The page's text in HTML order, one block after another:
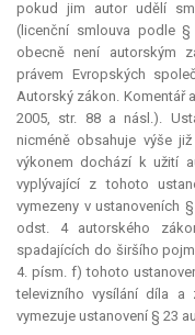
pokud jim autor udělí
(licenční smlouva podle
obecně není autorským
právem Evropských
Autorský zákon. Komentář
2005, str. 88 a násl.).
nicméně obsahuje výše
výkonem dochází k užití
vyplývající z tohoto
vymezeny v ustanoveních
odst. 4 autorského
spadajících do širšího
4. písm. f) tohoto
televizního vysílání díla
vymezuje ustanovení § 23